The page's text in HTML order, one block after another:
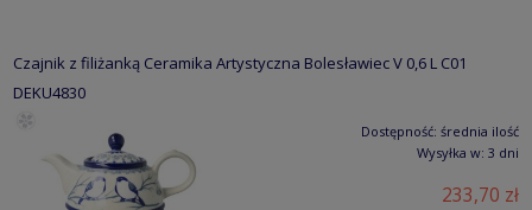
Czajnik z filiżanką Ceramika Artystyczna Bolesławiec V 0,6 L C01
DEKU4830
Dostępność: średnia ilość
Wysyłka w: 3 dni
233,70 zł